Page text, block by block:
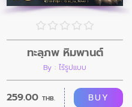
ทะลุภพ หิมพานต์
By : ไร้รูปแบบ
259.00 THB. BUY